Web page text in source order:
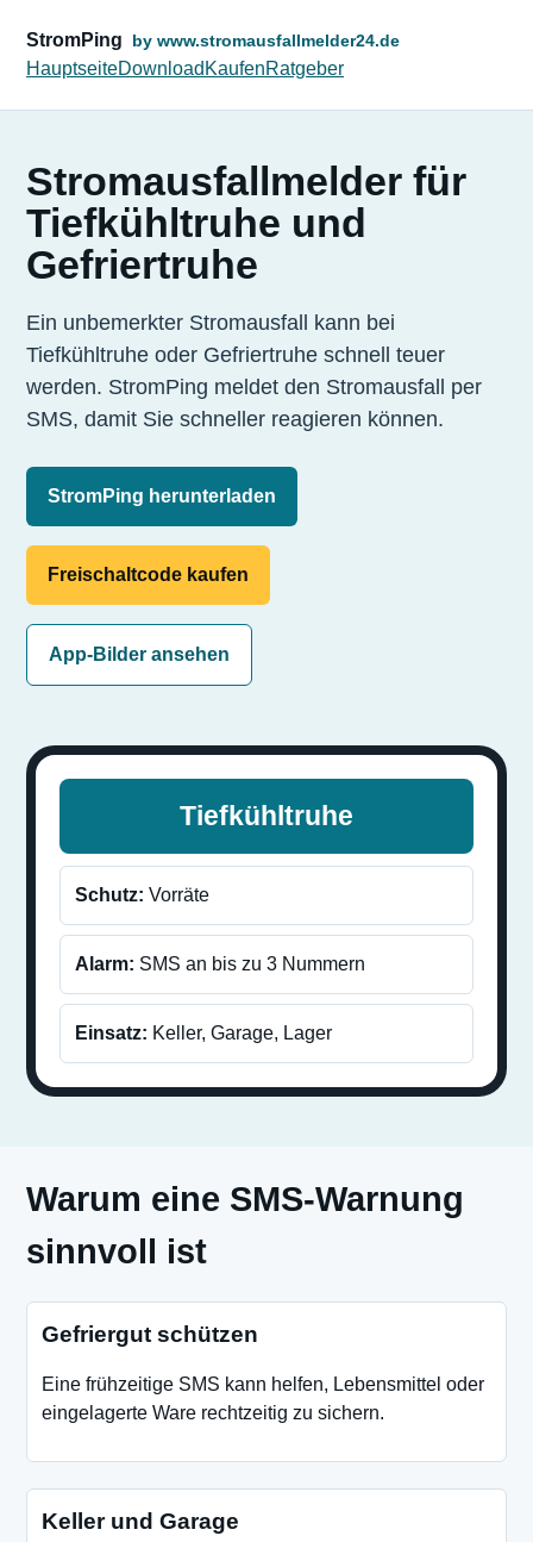
StromPing by www.stromausfallmelder24.de
HauptseiteDownload KaufenRatgeber
Stromausfallmelder für
Tiefkühltruhe und
Gefriertruhe
Ein unbemerkter Stromausfall kann bei
Tiefkühltruhe oder Gefriertruhe schnell teuer
werden. StromPing meldet den Stromausfall per
SMS, damit Sie schneller reagieren können.
StromPing herunterladen
Freischaltcode kaufen
App-Bilder ansehen
Tiefkühltruhe
Schutz: Vorräte
Alarm: SMS an bis zu 3 Nummern
Einsatz: Keller, Garage, Lager
Warum eine SMS-Warnung
sinnvoll ist
Gefriergut schützen
Eine frühzeitige SMS kann helfen, Lebensmittel oder
eingelagerte Ware rechtzeitig zu sichern.
Keller und Garage